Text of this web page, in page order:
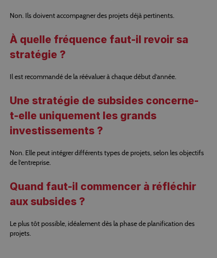
Non. Ils doivent accompagner des projets déjà pertinents.
À quelle fréquence faut-il revoir sa
stratégie ?
Il est recommandé de la réévaluer à chaquedébut d’année
Une stratégie de subsides concerne-
t-elle uniquement les grands
investissements ?
Non. Elle peut intégrer différents types de projets, selon les objectifs
de l’entreprise.
Quand faut-il commencer à réfléchir
aux subsides ?
Le plus tôt possible, idéalement dès la phase de planification des
projets.